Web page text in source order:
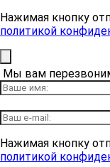
Нажимая кнопку
политикой
Мы вам
Нажимая кнопку
политикой